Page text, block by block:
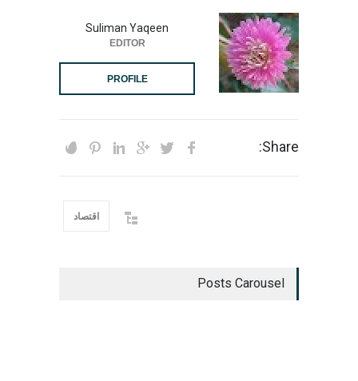
Suliman Yaqeen
EDITOR
PROFILE
Share:
اقتصاد
Posts Carousel